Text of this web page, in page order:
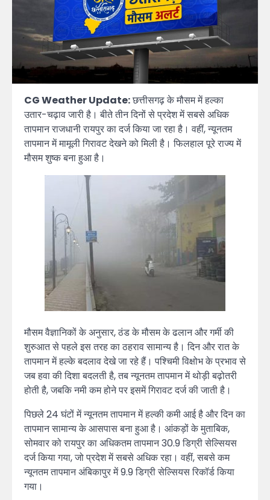
CG Weather Update:छत्तीसगढ़ के मौसम में हल्का
उतार-चढ़ाव जारी है। बीते तीन दिनों से प्रदेश में सबसे अधिक
तापमान राजधानी रायपुर का दर्ज किया जा रहा है। वहीं, न्यूनतम
तापमान में मामूली गिरावट देखने को मिली है। फिलहाल पूरे राज्य में
मौसम शुष्क बना हुआ है।
मौसम वैज्ञानिकों के अनुसार, ठंड के मौसम के ढलान और गर्मी की
शुरुआत से पहले इस तरह का ठहराव सामान्य है। दिन और रात के
तापमान में हल्के बदलाव देखे जा रहे हैं। पश्चिमी विक्षोभ के प्रभाव से
जब हवा की दिशा बदलती है, तब न्यूनतम तापमान में थोड़ी बढ़ोतरी
होती है, जबकि नमी कम होने पर इसमें गिरावट दर्ज की जाती है।
पिछले 24 घंटों में न्यूनतम तापमान में हल्की कमी आई है और दिन का
तापमान सामान्य के आसपास बना हुआ है। आंकड़ों के मुताबिक,
सोमवार को रायपुर का अधिकतम तापमान 30.9 डिग्री सेल्सियस
दर्ज किया गया, जो प्रदेश में सबसे अधिक रहा। वहीं, सबसे कम
न्यूनतम तापमान अंबिकापुर में 9.9 डिग्री सेल्सियस रिकॉर्ड किया
गया।